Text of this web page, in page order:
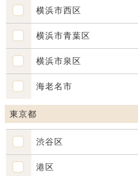
横浜市西区
横浜市青葉区
横浜市泉区
海老名市
東京都
渋谷区
港区